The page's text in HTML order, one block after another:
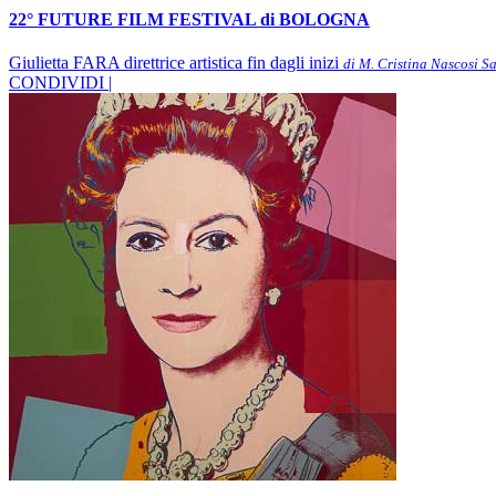
22° FUTURE FILM FESTIVAL di BOLOGNA
Giulietta FARA direttrice artistica fin dagli inizi di M. Cristina Nascosi
CONDIVIDI |